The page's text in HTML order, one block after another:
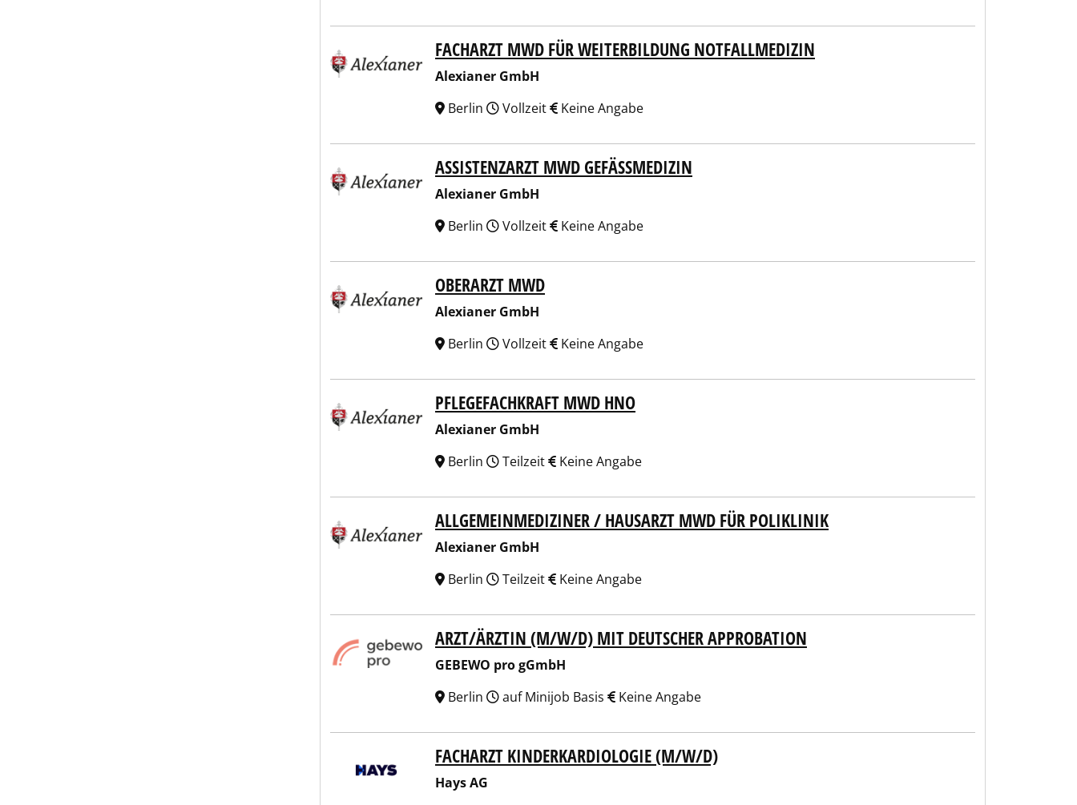
Alexianer GmbH FACHARZT MWD FÜR WEITERBILDUNG NOTFALLMEDIZIN
Alexianer GmbH
Berlin
Vollzeit Keine Angabe
Alexianer GmbH ASSISTENZARZT MWD GEFÄSSMEDIZIN
Alexianer GmbH
Berlin
Vollzeit Keine Angabe
Alexianer GmbH OBERARZT MWD
Alexianer GmbH
Berlin
Vollzeit Keine Angabe
Alexianer GmbH PFLEGEFACHKRAFT MWD HNO
Alexianer GmbH
Berlin
Teilzeit Keine Angabe
Alexianer GmbH ALLGEMEINMEDIZINER / HAUSARZT MWD FÜR POLIKLINIK
Alexianer GmbH
Berlin
Teilzeit Keine Angabe
GEBEWO pro gGmbHARZT/ÄRZTIN (M/W/D) MIT DEUTSCHER APPROBATION
GEBEWO pro gGmbH
Berlin
auf Minijob Basis Keine Angabe
FACHARZT KINDERKARDIOLOGIE (M/W/D)
Hays AG